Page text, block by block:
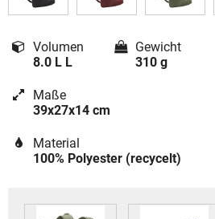
Volumen
8.0 L L
Gewicht
310 g
Maße
39x27x14 cm
Material
100% Polyester (recycelt)